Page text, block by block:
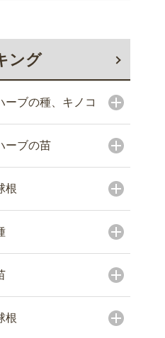
ング
ーブの種、キノコ
ーブの苗
根
根